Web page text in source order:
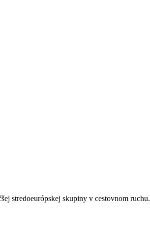
hotelom a môžu sa zmeniť
stredoeurópskej skupiny v cestovnom ruchu.